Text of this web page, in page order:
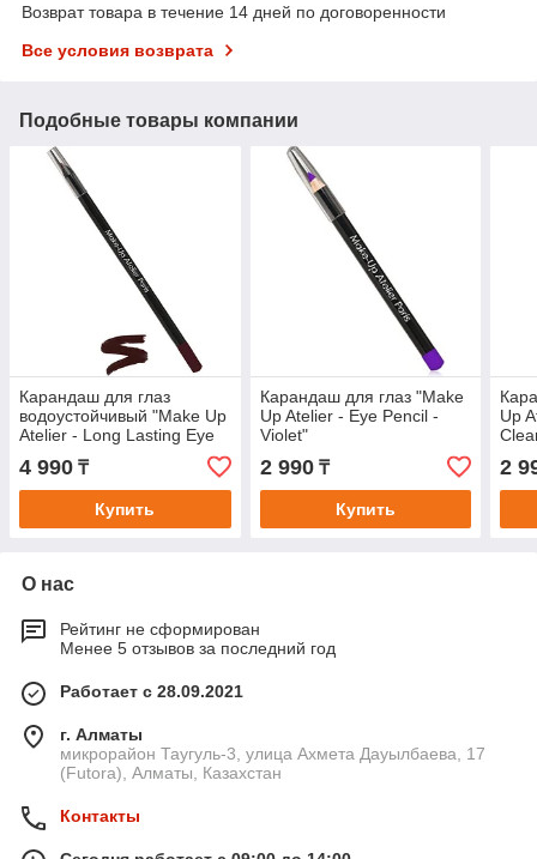
Возврат товара в течение 14 дней по договоренности
Все условия возврата
Подобные товары компании
Карандаш для глаз
водоустойчивый "Make Up
Atelier - Long Lasting Eye
Pencil - Purple Brown"
4 990 ₸
Купить
Карандаш для глаз "Make
Up Atelier - Eye Pencil -
Violet"
2 990₸
Купить
Up
2
О нас
Рейтинг не сформирован
Менее 5 отзывов за последний год
Работает с 28.09.2021
г. Алматы
микрорайон Таугуль-3, улица Ахмета Дауылбаева, 17
(Futora), Алматы, Казахстан
Контакты